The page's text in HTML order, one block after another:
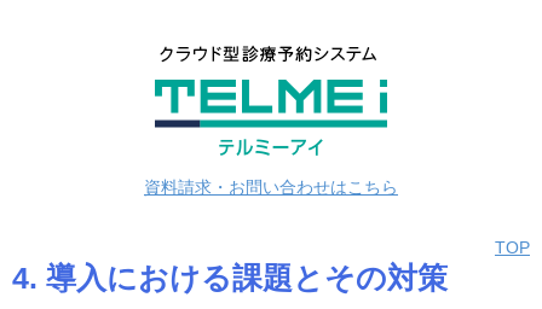
資料請求・お問い合わせはこちら
TOP
4. 導入における課題とその対策